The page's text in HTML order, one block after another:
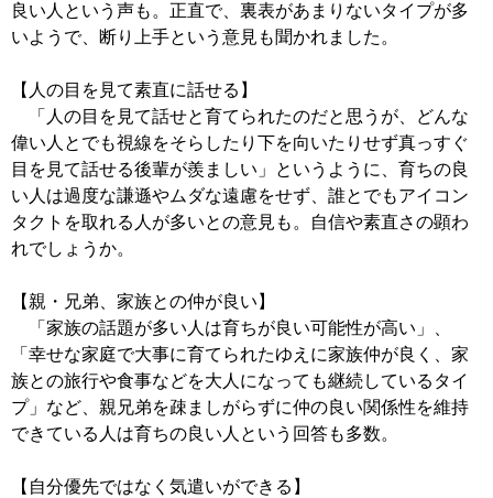
良い人という声も。正直で、裏表があまりないタイプが多
いようで、断り上手という意見も聞かれました。
【人の目を見て素直に話せる】
「人の目を見て話せと育てられたのだと思うが、どんな
偉い人とでも視線をそらしたり下を向いたりせず真っすぐ
目を見て話せる後輩が羨ましい」というように、育ちの良
い人は過度な謙遜やムダな遠慮をせず、誰とでもアイコン
タクトを取れる人が多いとの意見も。自信や素直さの顕わ
れでしょうか。
【親・兄弟、家族との仲が良い】
「家族の話題が多い人は育ちが良い可能性が高い」、
「幸せな家庭で大事に育てられたゆえに家族仲が良く、家
族との旅行や食事などを大人になっても継続しているタイ
プ」など、親兄弟を疎ましがらずに仲の良い関係性を維持
できている人は育ちの良い人という回答も多数。
【自分優先ではなく気遣いができる】